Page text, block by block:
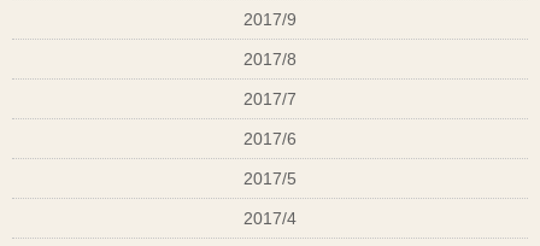
2017/9
2017/8
2017/7
2017/6
2017/5
2017/4